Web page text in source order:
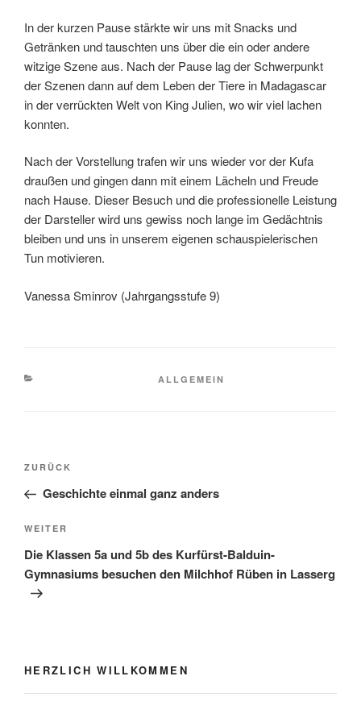
In der kurzen Pause stärkte wir uns mit Snacks und
Getränken und tauschten uns über die ein oder andere
witzige Szene aus. Nach der Pause lag der Schwerpunkt
der Szenen dann auf dem Leben der Tiere in Madagascar
in der verrückten Welt von King Julien, wo wir viel lachen
konnten.
Nach der Vorstellung trafen wir uns wieder vor der Kufa
draußen und gingen dann mit einem Lächeln und Freude
nach Hause. Dieser Besuch und die professionelle Leistung
der Darsteller wird uns gewiss noch lange im Gedächtnis
bleiben und uns in unserem eigenen schauspielerischen
Tun motivieren.
Vanessa Sminrov (Jahrgangsstufe 9)
KATEGORIEN
ALLGEMEIN
Beitragsnavigation
Vorheriger
Beitrag
ZURÜCK
Geschichte einmal ganz anders
Nächster
Beitrag
WEITER
Die Klassen 5a und 5b des Kurfürst-Balduin-
Gymnasiums besuchen den Milchhof Rüben in Lasserg
HERZLICH WILLKOMMEN